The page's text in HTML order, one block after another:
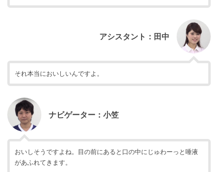
アシスタント：田中
それ本当においしいんですよ。
ナビゲーター：小笠
おいしそうですよね。目の前にあると口の中にじゅわーっと唾液
があふれてきます。